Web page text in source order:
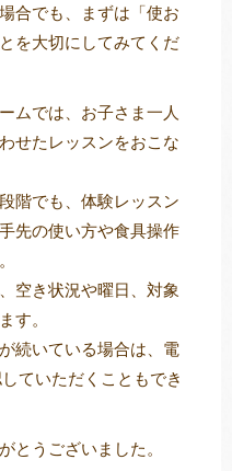
合でも、まずは「使お
を大切にしてみてくだ
ムでは、お子さま一人
せたレッスンをおこな
階でも、体験レッスン
先の使い方や食具操作
空き状況や曜日、対象
す。
続いている場合は、電
ていただくこともでき
とうございました。